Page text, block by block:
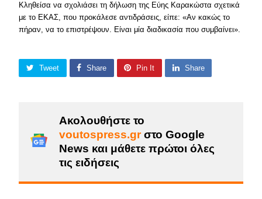
Κληθείσα να σχολιάσει τη δήλωση της Εύης Καρακώστα σχετικά
με το ΕΚΑΣ, που προκάλεσε αντιδράσεις, είπε: «Αν κακώς το
πήραν, να το επιστρέψουν. Είναι μία διαδικασία που συμβαίνει».
Tweet Share Pin It Share
Ακολουθήστε το
voutospress.grστο Google
News και μάθετε πρώτοι όλες
τις ειδήσεις